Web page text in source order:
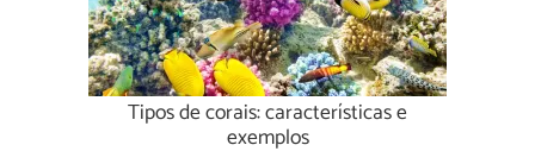
Tipos de corais: características e
exemplos